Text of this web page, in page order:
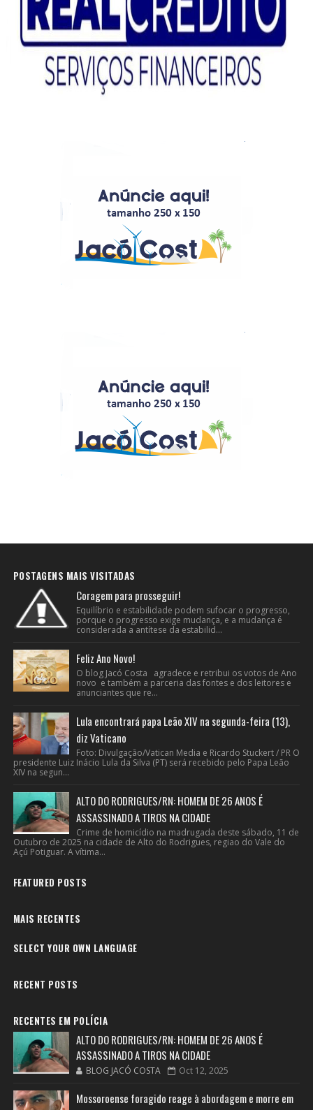
POSTAGENS MAIS VISITADAS
Coragem para prosseguir!
Equilíbrio e estabilidade podem sufocar o progresso,
porque o progresso exige mudança, e a mudança é
considerada a antítese da estabilid...
Feliz Ano Novo!
O blog Jacó Costa agradece e retribui os votos de Ano
novo e também a parceria das fontes e dos leitores e
anunciantes que re...
Lula encontrará papa Leão XIV na segunda-feira (13),
diz Vaticano
Foto: Divulgação/Vatican Media e Ricardo Stuckert / PR O
presidente Luiz Inácio Lula da Silva (PT) será recebido pelo Papa Leão
XIV na segun...
ALTO DO RODRIGUES/RN: HOMEM DE 26 ANOS É
ASSASSINADO A TIROS NA CIDADE
Crime de homicídio na madrugada deste sábado, 11 de
Outubro de 2025 na cidade de Alto do Rodrigues, regiao do Vale do
Açú Potiguar. A vítima...
FEATURED POSTS
MAIS RECENTES
SELECT YOUR OWN LANGUAGE
RECENT POSTS
RECENTES EM POLÍCIA
ALTO DO RODRIGUES/RN: HOMEM DE 26 ANOS É
ASSASSINADO A TIROS NA CIDADE
BLOG JACÓ COSTA Oct 12, 2025
Mossoroense foragido reage à abordagem e morre em